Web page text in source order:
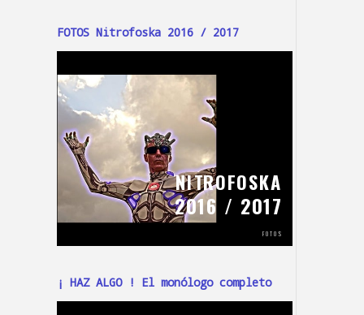
FOTOS Nitrofoska 2016 / 2017
¡ HAZ ALGO ! El monólogo completo